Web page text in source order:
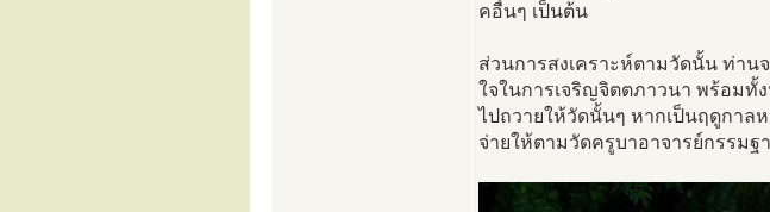
คอื่นๆ เป็นต้น
ส่วนการสงเคราะห์ตามวัดนั้น ท่าน
ใจในการเจริญจิตตภาวนา พร้อมทั้
ไปถวายให้วัดนั้นๆ หากเป็นฤดูกาล
จ่ายให้ตามวัดครูบาอาจารย์กรรมฐ